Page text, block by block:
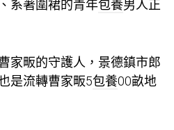
系著圍裙的青年包養男人正
家畈的守護人，景德鎮市郎
是流轉曹家畈5包養00畝地